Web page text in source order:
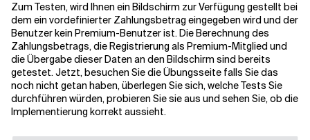
Zum Testen,wird Ihnen ein Bildschirm zur Verfügung gestellt bei
dem ein vordefinierter Zahlungsbetrag eingegeben wird und der
Benutzer kein Premium-Benutzer ist. Die Berechnung des
Zahlungsbetrags, die Registrierung als Premium-Mitglied und
die Übergabe dieser Daten an den Bildschirm sind bereits
getestet.Jetzt,besuchen Sie die Übungsseite falls Sie das
noch nicht getan haben, überlegen Sie sich, welche Tests Sie
durchführen würden, probieren Sie sie aus und sehen Sie, ob die
Implementierung korrekt aussieht.